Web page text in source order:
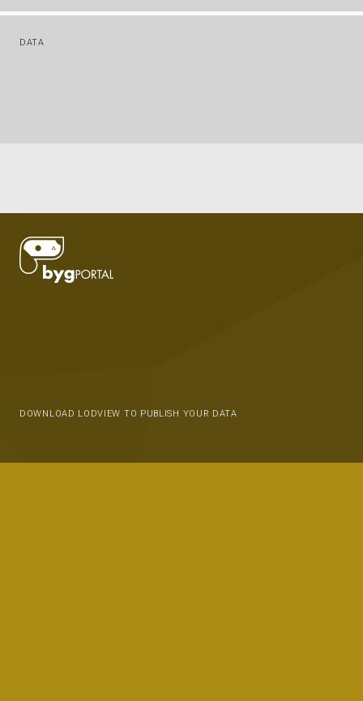
DATA
DOWNLOAD LODVIEW TO PUBLISH YOUR DATA